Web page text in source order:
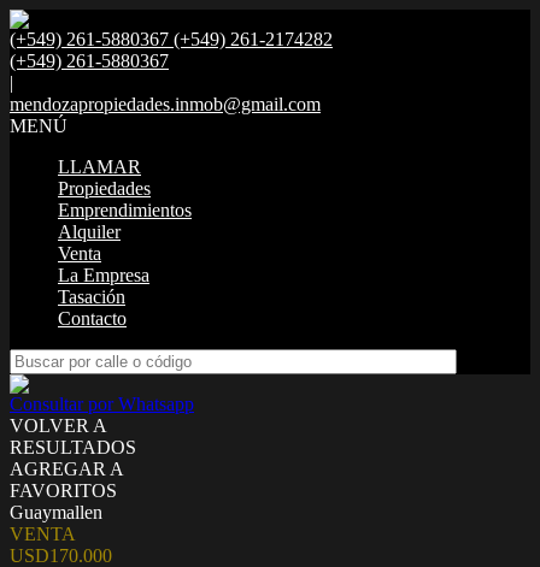
(+549) 261-5880367 (+549) 261-2174282
(+549) 261-5880367
|
mendozapropiedades.inmob@gmail.com
MENÚ
LLAMAR
Propiedades
Emprendimientos
Alquiler
Venta
La Empresa
Tasación
Contacto
Consultar por Whatsapp
VOLVER A
RESULTADOS
AGREGAR A
FAVORITOS
Guaymallen
VENTA
USD170.000